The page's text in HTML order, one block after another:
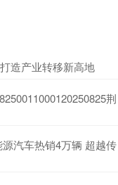
造产业转移新高地
荆
汽车热销4万辆 超越传